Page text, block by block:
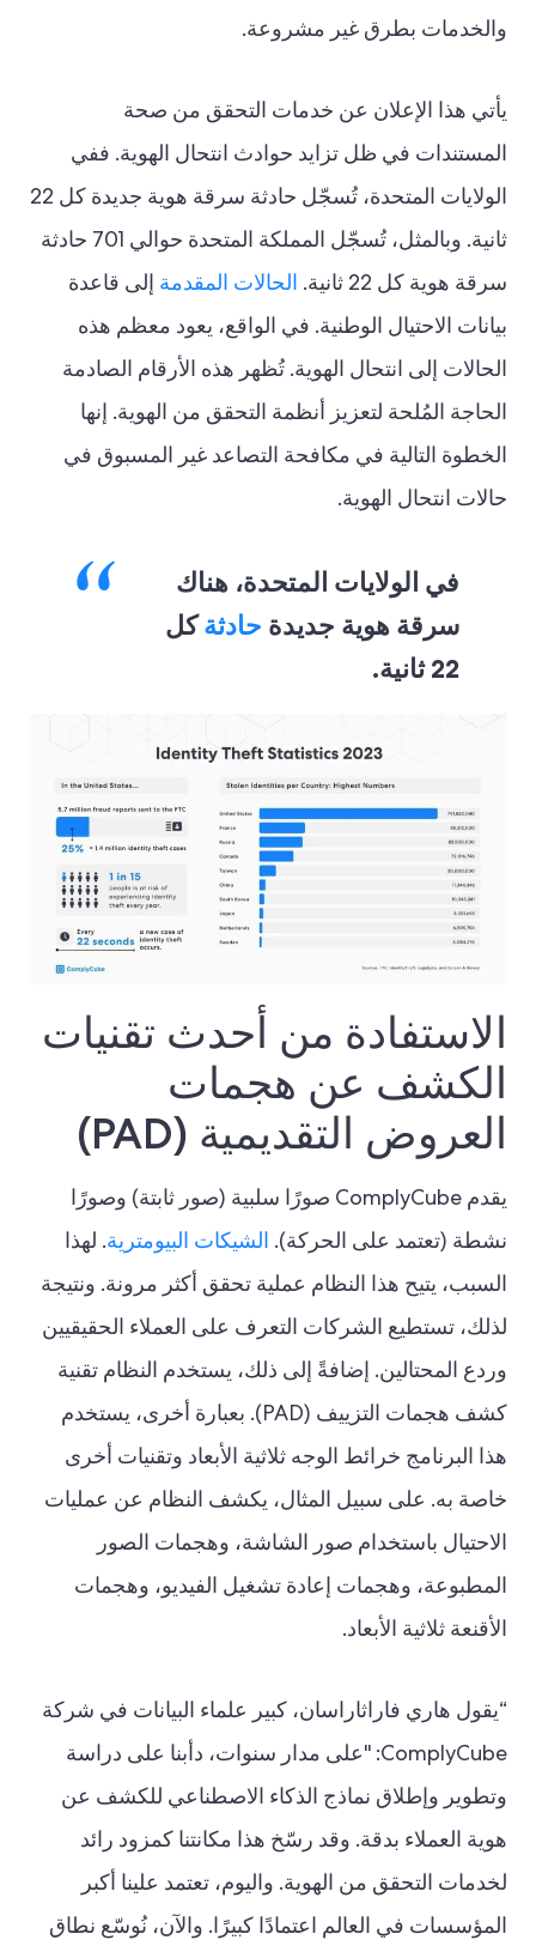
والخدمات بطرق غير مشروعة.
يأتي هذا الإعلان عن خدمات التحقق من صحة
المستندات في ظل تزايد حوادث انتحال الهوية. ففي
الولايات المتحدة، تُسجّل حادثة سرقة هوية جديدة كل 22
ثانية. وبالمثل، تُسجّل المملكة المتحدة حوالي 701 حادثة
سرقة هوية كل 22 ثانية.
الحالات المقدمة إلى قاعدة
بيانات الاحتيال الوطنية. في الواقع، يعود معظم هذه
الحالات إلى انتحال الهوية. تُظهر هذه الأرقام الصادمة
الحاجة المُلحة لتعزيز أنظمة التحقق من الهوية. إنها
الخطوة التالية في مكافحة التصاعد غير المسبوق في
حالات انتحال الهوية.
في الولايات المتحدة، هناك
سرقة هوية جديدة حادثةكل
22 ثانية.
الاستفادة من أحدث تقنيات
الكشف عن هجمات
العروض التقديمية (PAD)
يقدم ComplyCube صورًا سلبية (صور ثابتة) وصورًا
نشطة (تعتمد على الحركة).
الشيكات البيومترية. لهذا
السبب، يتيح هذا النظام عملية تحقق أكثر مرونة. ونتيجة
لذلك، تستطيع الشركات التعرف على العملاء الحقيقيين
وردع المحتالين. إضافةً إلى ذلك، يستخدم النظام تقنية
كشف هجمات التزييف (PAD). بعبارة أخرى، يستخدم
هذا البرنامج خرائط الوجه ثلاثية الأبعاد وتقنيات أخرى
خاصة به. على سبيل المثال، يكشف النظام عن عمليات
الاحتيال باستخدام صور الشاشة، وهجمات الصور
المطبوعة، وهجمات إعادة تشغيل الفيديو، وهجمات
الأقنعة ثلاثية الأبعاد.
“يقول هاري فاراثاراسان، كبير علماء البيانات في شركة
ComplyCube: "على مدار سنوات، دأبنا على دراسة
وتطوير وإطلاق نماذج الذكاء الاصطناعي للكشف عن
هوية العملاء بدقة. وقد رسّخ هذا مكانتنا كمزود رائد
لخدمات التحقق من الهوية. واليوم، تعتمد علينا أكبر
المؤسسات في العالم اعتمادًا كبيرًا. والآن، نُوسّع نطاق